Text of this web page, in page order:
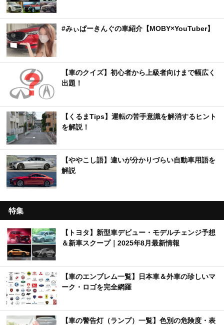
#みぃぱーきんぐの車紹介【MOBY×YouTuber】
【車のクイズ】初心者から上級者向けまで幅広く
出題！
【くるまTips】運転の苦手意識を解消するヒント
を解説！
【ややこし語】違いが分かりづらい自動車用語を
解説
特集
【トヨタ】新型車デビュー・モデルチェンジ予想
＆新車スクープ｜2025年8月最新情報
【車のエンブレム一覧】日本車＆外車の珍しいマ
ーク・ロゴを完全網羅
【車の警告灯（ランプ）一覧】色別の危険度・表